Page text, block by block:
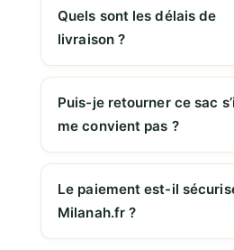
Quels sont les délais de
livraison ?
Puis-je retourner ce sac
me convient pas ?
Le paiement est-il
Milanah.fr ?